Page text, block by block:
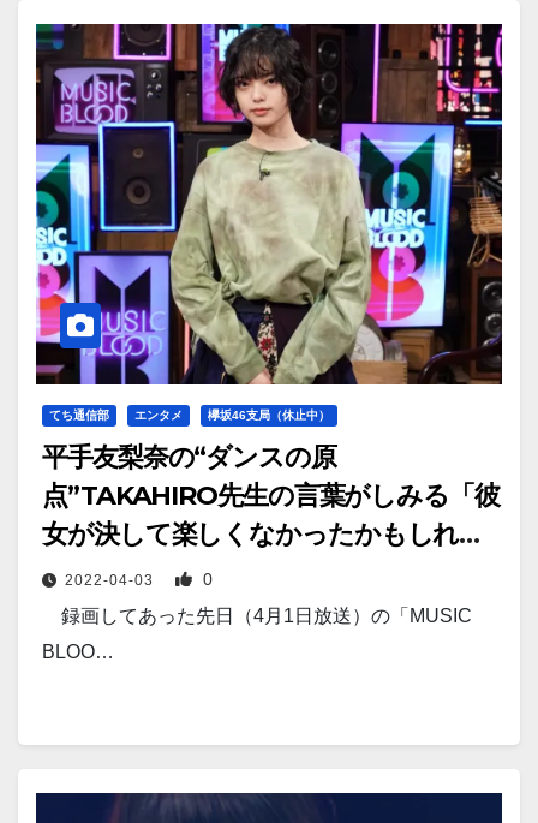
てち通信部 エンタメ 欅坂46支局（休止中）
平手友梨奈の“ダンスの原
点”TAKAHIRO先生の言葉がしみる「彼
女が決して楽しくなかったかもしれな
い時間は誰かにその分、素晴らしい時
間を与えていた」
2022-04-03 0
録画してあった先日（4月1日放送）の「MUSIC
BLOO…